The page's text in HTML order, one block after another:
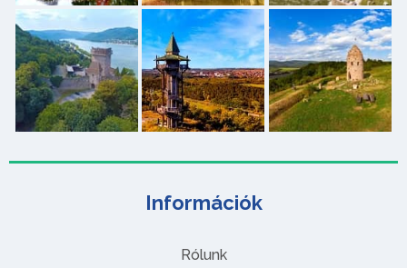
Információk
Rólunk